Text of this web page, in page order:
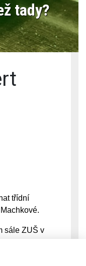
tady?
třídní
sále ZUŠ v